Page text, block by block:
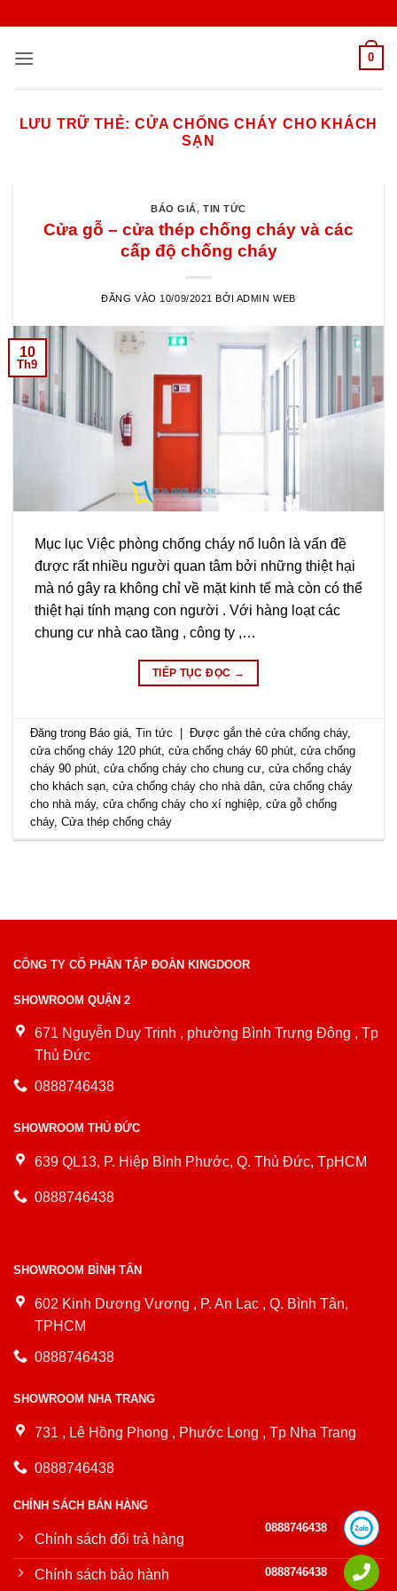
nội
0
LƯU TRỮ THẺ:CỬA CHỐNG CHÁY CHO KHÁCH
SẠN
BÁO GIÁ,TIN TỨC
Cửa gỗ – cửa thép chống cháy và các
cấp độ chống cháy
ĐĂNG VÀO 10/09/2021 BỞI ADMIN WEB
10
Th9
Mục lục Việc phòng chống cháy nổ luôn là vấn đề
được rất nhiều người quan tâm bởi những thiệt hại
mà nó gây ra không chỉ về mặt kinh tế mà còn có thể
thiệt hại tính mạng con người . Với hàng loạt các
chung cư nhà cao tầng , công ty ,…
TIẾP TỤC ĐỌC →
Đăng trong Báo giá ,Tin tức Được gắn thẻcửa chống cháy,
cửa chống cháy 120 phút ,cửa chống cháy 60 phút ,cửa chống
cháy 90 phút ,cửa chống cháy cho chung cư ,cửa chống cháy
cho khách sạn ,cửa chống cháy cho nhà dân ,cửa chống cháy
cho nhà máy,cửa chống cháy cho xí nghiệp ,cửa gỗ chống
cháy,Cửa thép chống cháy
CÔNG TY CỔ PHẦN TẬP ĐOÀN KINGDOOR
SHOWROOM QUẬN 2
671 Nguyễn Duy Trinh , phường Bình Trưng Đông , Tp
Thủ Đức
0888746438
SHOWROOM THỦ ĐỨC
639 QL13, P. Hiệp Bình Phước, Q. Thủ Đức, TpHCM
0888746438
SHOWROOM BÌNH TÂN
602 Kinh Dương Vương , P. An Lạc , Q. Bình Tân,
TPHCM
0888746438
SHOWROOM NHA TRANG
731 , Lê Hồng Phong , Phước Long , Tp Nha Trang
0888746438
CHÍNH SÁCH BÁN HÀNG
Chính sách đổi trả hàng
Chính sách bảo hành
0888746438
0888746438